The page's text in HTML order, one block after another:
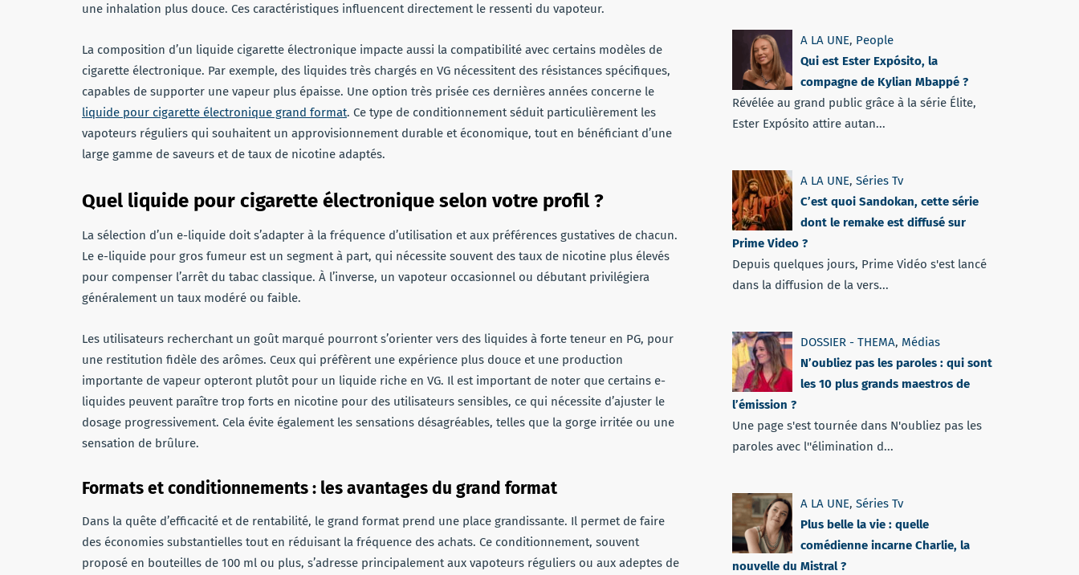
une inhalation plus douce. Ces caractéristiques influencent directement le ressenti du vapoteur.
La composition d’un liquide cigarette électronique impacte aussi la compatibilité avec certains modèles de
cigarette électronique. Par exemple, des liquides très chargés en VG nécessitent des résistances spécifiques,
capables de supporter une vapeur plus épaisse. Une option très prisée ces dernières années concerne le
liquide pour cigarette électronique grand format. Ce type de conditionnement séduit particulièrement les
vapoteurs réguliers qui souhaitent un approvisionnement durable et économique, tout en bénéficiant d’une
large gamme de saveurs et de taux de nicotine adaptés.
Quel liquide pour cigarette électronique selon votre profil ?
La sélection d’un e-liquide doit s’adapter à la fréquence d’utilisation et aux préférences gustatives de chacun.
Le e-liquide pour gros fumeur est un segment à part, qui nécessite souvent des taux de nicotine plus élevés
pour compenser l’arrêt du tabac classique. À l’inverse, un vapoteur occasionnel ou débutant privilégiera
généralement un taux modéré ou faible.
Les utilisateurs recherchant un goût marqué pourront s’orienter vers des liquides à forte teneur en PG, pour
une restitution fidèle des arômes. Ceux qui préfèrent une expérience plus douce et une production
importante de vapeur opteront plutôt pour un liquide riche en VG. Il est important de noter que certains e-
liquides peuvent paraître trop forts en nicotine pour des utilisateurs sensibles, ce qui nécessite d’ajuster le
dosage progressivement. Cela évite également les sensations désagréables, telles que la gorge irritée ou une
sensation de brûlure.
Formats et conditionnements : les avantages du grand format
Dans la quête d’efficacité et de rentabilité, le grand format prend une place grandissante. Il permet de faire
des économies substantielles tout en réduisant la fréquence des achats. Ce conditionnement, souvent
proposé en bouteilles de 100 ml ou plus, s’adresse principalement aux vapoteurs réguliers ou aux adeptes de
A LA UNE, People
Qui est Ester Expósito, la
compagne de Kylian Mbappé ?
Révélée au grand public grâce à la série Élite,
Ester Expósito attire autan...
A LA UNE, Séries Tv
C’est quoi Sandokan, cette série
dont le remake est diffusé sur
Prime Video ?
Depuis quelques jours, Prime Vidéo s'est lancé
dans la diffusion de la vers...
DOSSIER - THEMA, Médias
N’oubliez pas les paroles : qui sont
les 10 plus grands maestros de
l’émission ?
Une page s'est tournée dans N'oubliez pas les
paroles avec l''élimination d...
A LA UNE, Séries Tv
Plus belle la vie : quelle
comédienne incarne Charlie, la
nouvelle du Mistral ?